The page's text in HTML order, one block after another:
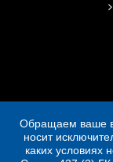
Обращаем ваше
носит
каких условиях